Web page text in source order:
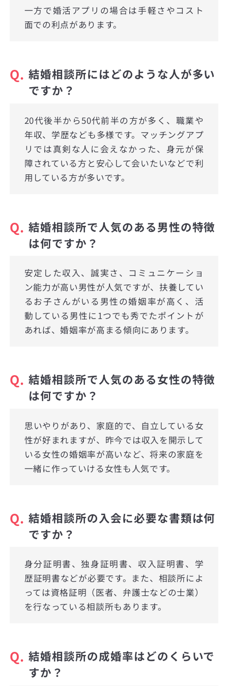
一方で婚活アプリの場合は手軽さやコスト
面での利点があります。
Q. 結婚相談所にはどのような人が多い
ですか？
20代後半から50代前半の方が多く、職業や
年収、学歴なども多様です。マッチングアプ
リでは真剣な人に会えなかった、身元が保
障されている方と安心して会いたいなどで利
用している方が多いです。
Q. 結婚相談所で人気のある男性の特徴
は何ですか？
安定した収入、誠実さ、コミュニケーショ
ン能力が高い男性が人気ですが、扶養してい
るお子さんがいる男性の婚姻率が高く、活
動している男性に1つでも秀でたポイントが
あれば、婚姻率が高まる傾向にあります。
Q. 結婚相談所で人気のある女性の特徴
は何ですか？
思いやりがあり、家庭的で、自立している女
性が好まれますが、昨今では収入を開示して
いる女性の婚姻率が高いなど、将来の家庭を
一緒に作っていける女性も人気です。
Q. 結婚相談所の入会に必要な書類は何
ですか？
身分証明書、独身証明書、収入証明書、学
歴証明書などが必要です。また、相談所によ
っては資格証明（医者、弁護士などの士業）
を行なっている相談所もあります。
Q. 結婚相談所の成婚率はどのくらいで
すか？